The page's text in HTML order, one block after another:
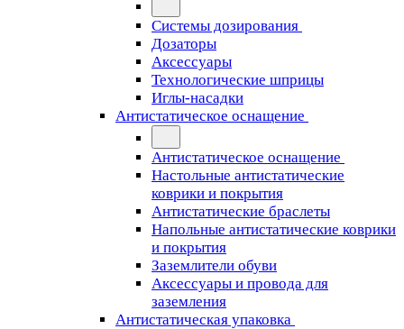
Системы дозирования
Дозаторы
Аксессуары
Технологические шприцы
Иглы-насадки
Антистатическое оснащение
Антистатическое оснащение
Настольные антистатические
коврики и покрытия
Антистатические браслеты
Напольные антистатические коврики
и покрытия
Заземлители обуви
Аксессуары и провода для
заземления
Антистатическая упаковка